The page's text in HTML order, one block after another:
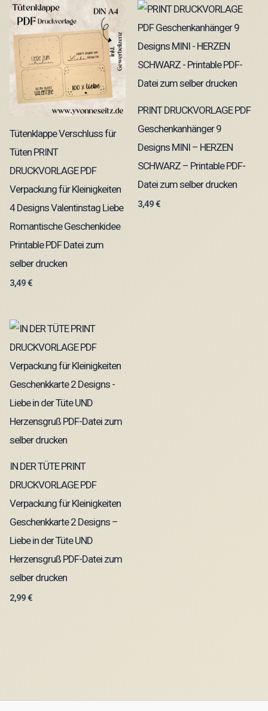
Tütenklappe Verschluss für
Tüten PRINT
DRUCKVORLAGE PDF
Verpackung für Kleinigkeiten
4 Designs Valentinstag Liebe
Romantische Geschenkidee
Printable PDF Datei zum
selber drucken
3,49€
PRINT DRUCKVORLAGE PDF
Geschenkanhänger 9
Designs MINI – HERZEN
SCHWARZ – Printable PDF-
Datei zum selber drucken
3,49€
IN DER TÜTE PRINT
DRUCKVORLAGE PDF
Verpackung für Kleinigkeiten
Geschenkkarte 2 Designs –
Liebe in der Tüte UND
Herzensgruß PDF-Datei zum
selber drucken
2,99€